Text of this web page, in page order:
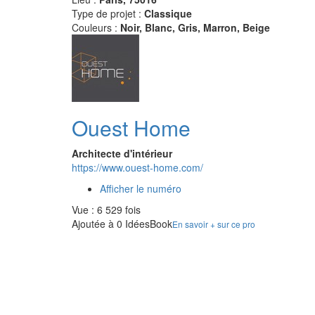
Type de projet : Classique
Couleurs : Noir, Blanc, Gris, Marron, Beige
Ouest Home
Architecte d'intérieur
https://www.ouest-home.com/
Afficher le numéro
Vue : 6 529 fois
Ajoutée à 0 IdéesBookEn savoir + sur ce pro